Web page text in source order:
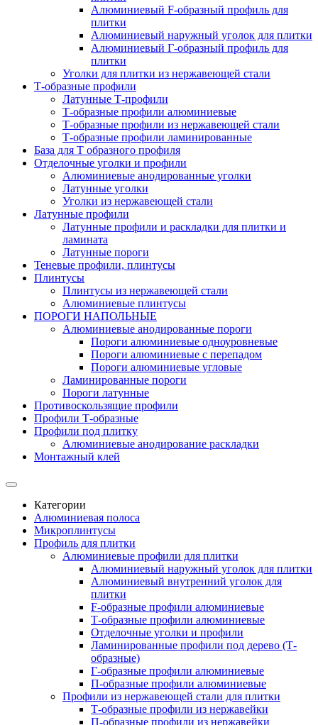
Алюминиевый F-образный профиль для
плитки
Алюминиевый наружный уголок для плитки
Алюминиевый Г-образный профиль для
плитки
Уголки для плитки из нержавеющей стали
Т-образные профили
Латунные Т-профили
Т-образные профили алюминиевые
Т-образные профили из нержавеющей стали
Т-образные профили ламинированные
База для Т образного профиля
Отделочные уголки и профили
Алюминиевые анодированные уголки
Латунные уголки
Уголки из нержавеющей стали
Латунные профили
Латунные профили и раскладки для плитки и
ламината
Латунные пороги
Теневые профили, плинтусы
Плинтусы
Плинтусы из нержавеющей стали
Алюминиевые плинтусы
ПОРОГИ НАПОЛЬНЫЕ
Алюминиевые анодированные пороги
Пороги алюминиевые одноуровневые
Пороги алюминиевые с перепадом
Пороги алюминиевые угловые
Ламинированные пороги
Пороги латунные
Противоскользящие профили
Профили Т-образные
Профили под плитку
Алюминиевые анодирование раскладки
Монтажный клей
Категории
Алюминиевая полоса
Микроплинтусы
Профиль для плитки
Алюминиевые профили для плитки
Алюминиевый наружный уголок для плитки
Алюминиевый внутренний уголок для
плитки
F-образные профили алюминиевые
Т-образные профили алюминиевые
Отделочные уголки и профили
Ламинированные профили под дерево (Т-
образные)
Г-образные профили алюминиевые
П-образные профили алюминиевые
Профили из нержавеющей стали для плитки
Т-образные профили из нержавейки
П-образные профили из нержавейки